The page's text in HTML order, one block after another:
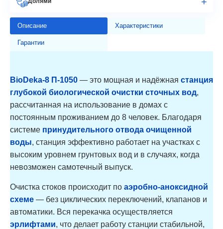
Описание Характеристики
Гарантии
BioDeka-8 П-1050 — это мощная и надёжная станция
глубокой биологической очистки сточных вод,
рассчитанная на использование в домах с
постоянным проживанием до 8 человек. Благодаря
системе принудительного отвода очищенной
воды, станция эффективно работает на участках с
высоким уровнем грунтовых вод и в случаях, когда
невозможен самотечный выпуск.
Очистка стоков происходит по аэробно-аноксидной
схеме — без циклических переключений, клапанов и
автоматики. Вся перекачка осуществляется
эрлифтами, что делает работу станции стабильной,